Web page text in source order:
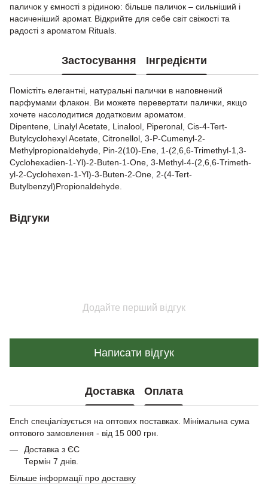
паличок у ємності з рідиною: більше паличок – сильніший і
насиченіший аромат. Відкрийте для себе світ свіжості та
радості з ароматом Rituals.
Застосування Інгредієнти
Помістіть елегантні, натуральні палички в наповнений
парфумами флакон. Ви можете перевертати палички, якщо
хочете насолодитися додатковим ароматом.
Dipentene, Linalyl Acetate, Linalool, Piperonal, Cis-4-Tert-
Butylcyclohexyl Acetate, Citronellol, 3-P-Cumenyl-2-
Methylpropionaldehyde, Pin-2(10)-Ene, 1-(2,6,6-Trimethyl-1,3-
Cyclohexadien-1-Yl)-2-Buten-1-One, 3-Methyl-4-(2,6,6-Trimeth-
yl-2-Cyclohexen-1-Yl)-3-Buten-2-One, 2-(4-Tert-
Butylbenzyl)Propionaldehyde.
Відгуки
Додайте перший відгук
Написати відгук
Доставка Оплата
Ench спеціалізується на оптових поставках. Мінімальна сума
оптового замовлення - від 15 000 грн.
Доставка з ЄС
Термін 7 днів.
Більше інформації про доставку